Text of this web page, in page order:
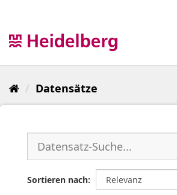
Datensätze
Sortieren nach